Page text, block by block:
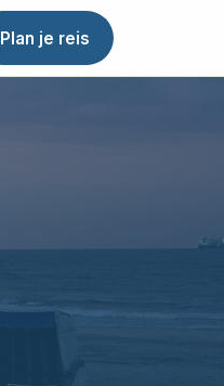
Plan je reis